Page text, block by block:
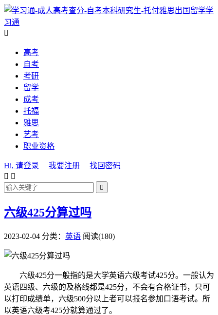
学
习通

高考
自考
考研
留学
成考
托福
雅思
艺考
职业资格
Hi, 请登录 我要注册
找回密码
 

六级425分算过吗
2023-02-04 分类： 英语 阅读(180)
六级425分一般指的是大学英语六级考试425分。一般认为
英语四级、六级的及格线都是425分，不会有合格证书，只可
以打印成绩单，六级500分以上者可以报名参加口语考试。所
以英语六级考425分就算通过了。